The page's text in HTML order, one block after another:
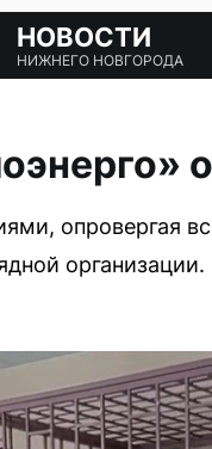
НОВОСТИ
НИЖНЕГО НОВГОРОДА
опровергая
организации.